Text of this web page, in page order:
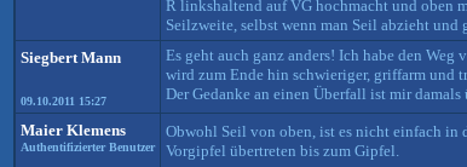
R linkshaltend auf VG hochmacht und oben
Seilzweite, selbst wenn man Seil abzieht
Siegbert Mann
09.10.2011 15:27
Es geht auch ganz anders! Ich habe den
wird zum Ende hin schwieriger, griffarm und
Der Gedanke an einen Überfall ist mir
Maier Klemens
Authentifizierter Benutzer
Obwohl Seil von oben, ist es nicht einfach in
Vorgipfel übertreten bis zum Gipfel.